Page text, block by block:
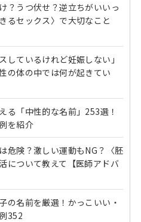
？うつ伏せ？逆立ちがいいっ
るセックス〉で大切なこと
しているけれど妊娠しない」
の体の中では何が起きてい
る「中性的な名前」253選！
を紹介
危険？激しい運動もNG？〈胚
について教えて【医師アドバ
の名前を厳選！かっこいい・
352